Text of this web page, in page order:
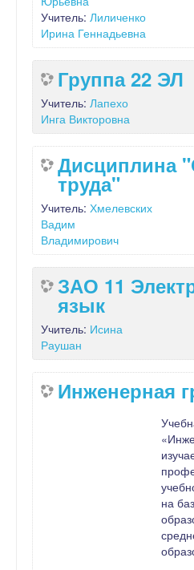
Учитель: Лиличенко
Ирина Геннадьевна
Группа 22 ЭЛ
Учитель: Лапехо
Инга Викторовна
Дисциплина
труда"
Учитель: Хмелевских
Вадим
Владимирович
ЗАО 11
язык
Учитель: Исина
Раушан
Инженерная
на